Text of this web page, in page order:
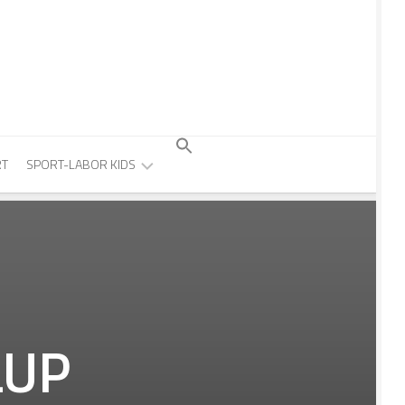
SPORT-LABOR KIDS
KINDERSPORT
KINDERSCHWIMMEN